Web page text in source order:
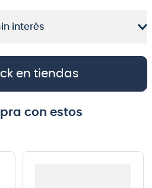
interés
en tiendas
con estos